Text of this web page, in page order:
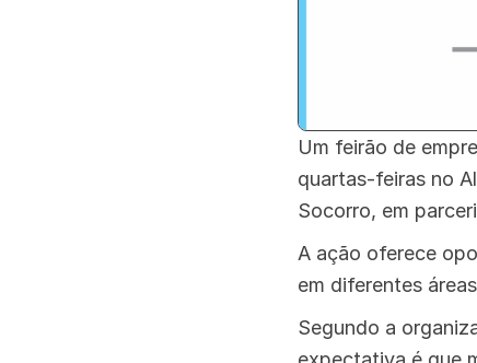
Um feirão de
quartas-feiras no
Socorro, em
A ação oferece
em diferentes
Segundo a